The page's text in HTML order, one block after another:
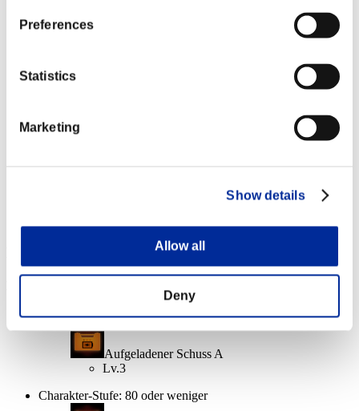
Preferences
Statistics
Marketing
Show details
Allow all
Deny
Charakter-Stufe: 1 oder weniger
Charakter-Stufe: 100 oder weniger
Aufgeladener Schuss A
Lv.3
Charakter-Stufe: 80 oder weniger